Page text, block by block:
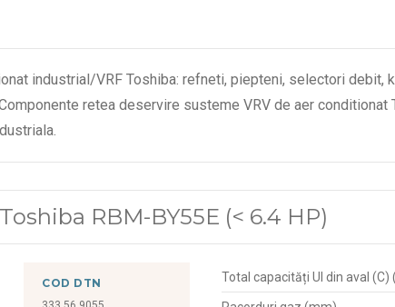
industrial/VRF Toshiba: refneti, piepteni, selectori debit,
retea deservire susteme VRV de aer conditionat
RBM-BY55E (< 6.4 HP)
COD DTN Total capacități UI din aval (C)